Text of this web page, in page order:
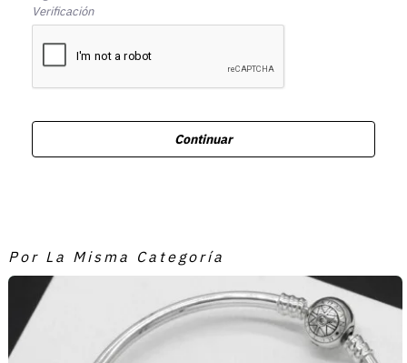
Verificación
Continuar
Por La Misma Categoría